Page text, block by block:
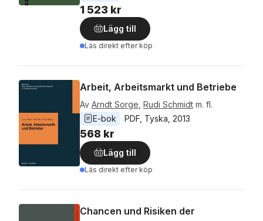
1 523 kr
Lägg till
Läs direkt efter köp
Arbeit, Arbeitsmarkt und Betriebe
Av Arndt Sorge Rudi Schmidt m. fl.
E-bok
PDF Tyska 2013
568 kr
Lägg till
Läs direkt efter köp
Chancen und Risiken der